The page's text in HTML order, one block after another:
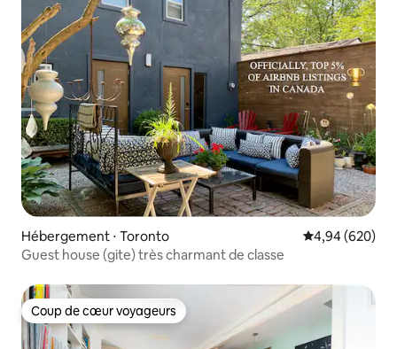
Hébergement ⋅ Toronto Évaluation
4,94 (620)
Guest house (gite) très charmant de classe
Coup de cœur voyageurs
Coup de cœur voyageurs